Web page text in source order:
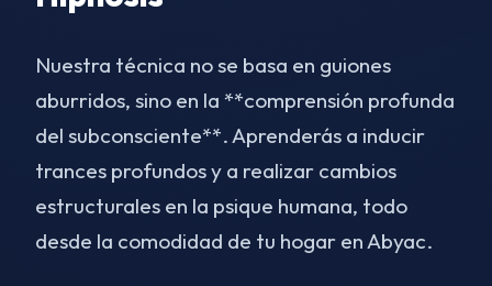
Nuestra técnica no se basa en guiones
aburridos, sino en la **comprensión profunda
del subconsciente**. Aprenderás a inducir
trances profundos y a realizar cambios
estructurales en la psique humana, todo
desde la comodidad de tu hogar en Abyac.